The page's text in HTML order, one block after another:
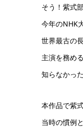
そう！紫式
今年のNHK
世界最古の
主演を務め
知らなかっ
本作品で紫
当時の慣例